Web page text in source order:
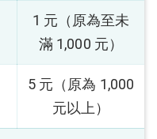
1 元（原為至未
滿 1,000 元）
5 元（原為 1,000
元以上）